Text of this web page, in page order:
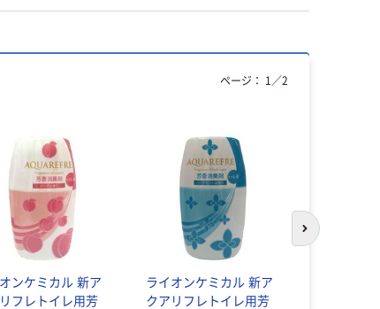
ンケミカル 新ア
フレトイレ用芳
ライオンケミカル 新ア
クアリフレトイレ用芳
ページ： 1 ／2
次のスライド